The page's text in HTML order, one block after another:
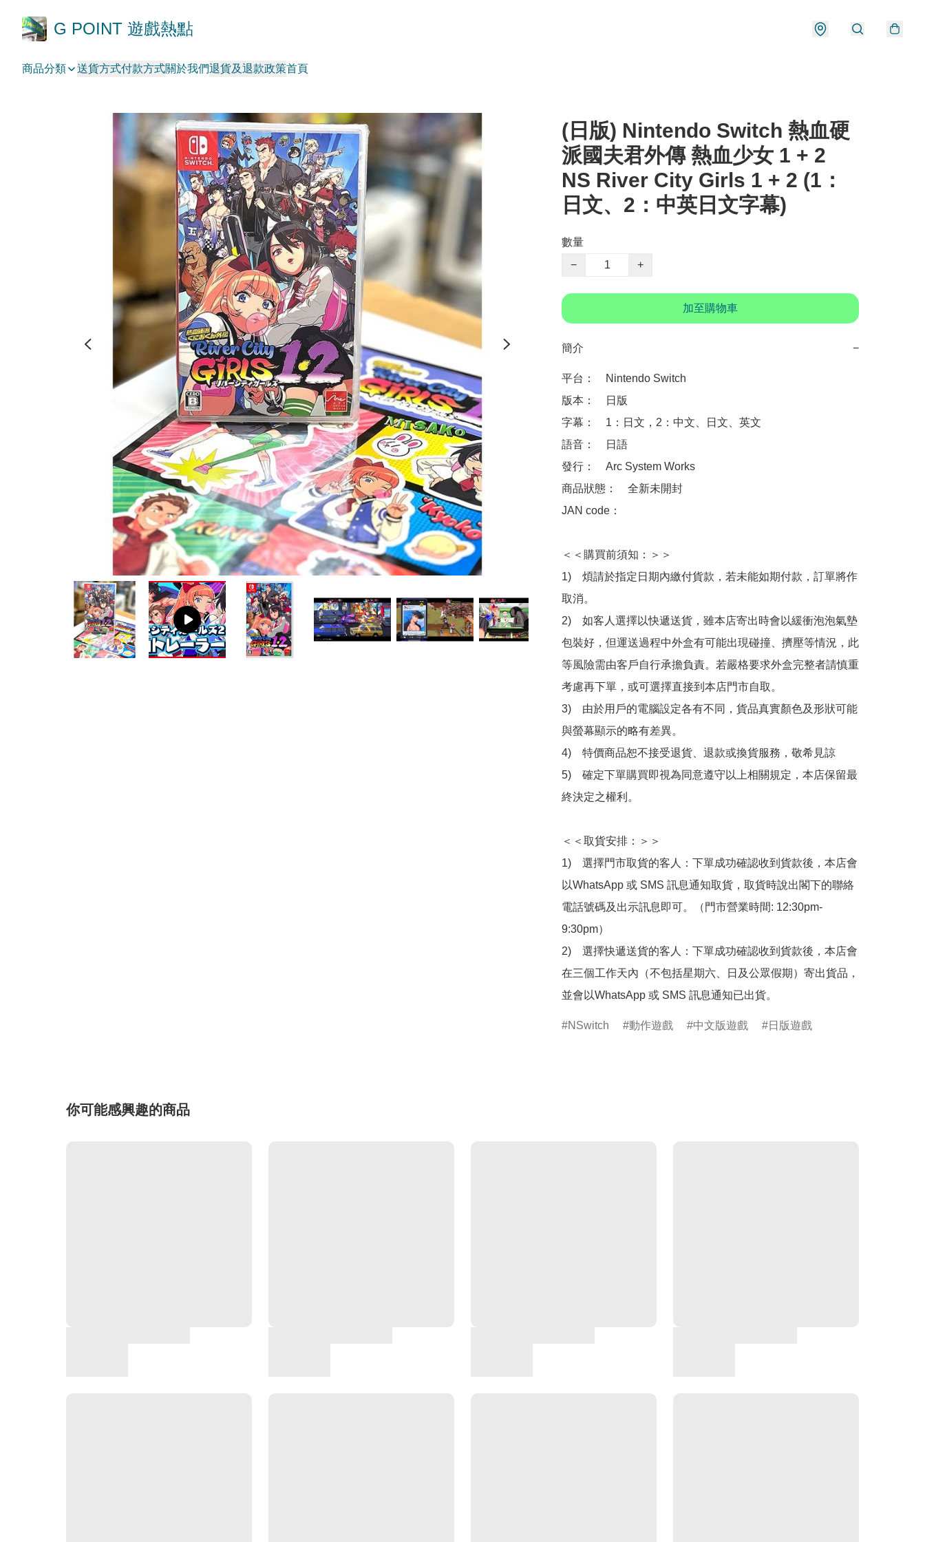
G POINT 遊戲熱點
商品分類 送貨方式付款方式關於我們退貨及退款政策首頁
(日版) Nintendo Switch 熱血硬
派國夫君外傳 熱血少女 1 + 2
NS River City Girls 1 + 2 (1：
日文、2：中英日文字幕)
數量
−
+
加至購物車
簡介 −
平台：　Nintendo Switch
版本：　日版
字幕：　1：日文，2：中文、日文、英文
語音：　日語
發行：　Arc System Works
商品狀態：　全新未開封
JAN code：
＜＜購買前須知：＞＞
1)　煩請於指定日期內繳付貨款，若未能如期付款，訂單將作
取消。
2)　如客人選擇以快遞送貨，雖本店寄出時會以緩衝泡泡氣墊
包裝好，但運送過程中外盒有可能出現碰撞、擠壓等情況，此
等風險需由客戶自行承擔負責。若嚴格要求外盒完整者請慎重
考慮再下單，或可選擇直接到本店門市自取。
3)　由於用戶的電腦設定各有不同，貨品真實顏色及形狀可能
與螢幕顯示的略有差異。
4)　特價商品恕不接受退貨、退款或換貨服務，敬希見諒
5)　確定下單購買即視為同意遵守以上相關規定，本店保留最
終決定之權利。
＜＜取貨安排：＞＞
1)　選擇門市取貨的客人：下單成功確認收到貨款後，本店會
以WhatsApp 或 SMS 訊息通知取貨，取貨時說出閣下的聯絡
電話號碼及出示訊息即可。（門市營業時間: 12:30pm-
9:30pm）
2)　選擇快遞送貨的客人：下單成功確認收到貨款後，本店會
在三個工作天內（不包括星期六、日及公眾假期）寄出貨品，
並會以WhatsApp 或 SMS 訊息通知已出貨。
NSwitch 動作遊戲 中文版遊戲 日版遊戲
你可能感興趣的商品